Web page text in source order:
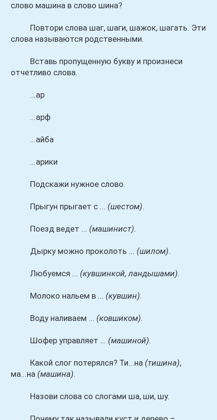
слово машина в слово шина?
Повтори слова шаг, шаги, шажок, шагать. Эти
слова называются родственными.
Вставь пропущенную букву и произнеси
отчетливо слова.
...ар
...арф
...айба
...арики
Подскажи нужное слово.
Прыгун прыгает с ... (шестом).
Поезд ведет ... (машинист).
Дырку можно проколоть ... (шилом).
Любуемся ... (кувшинкой, ландышами).
Молоко нальем в ... (кувшин).
Воду наливаем ... (ковшиком).
Шофер управляет ... (машиной).
Какой слог потерялся? Ти...на (тишина),
ма...на (машина).
Назови слова со слогами ша, ши, шу.